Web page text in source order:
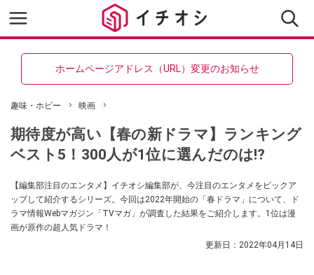
ホームページアドレス（URL）変更のお知らせ
趣味・ホビー 映画
期待度が高い【春の新ドラマ】ランキング
ベスト5！300人が1位に選んだのは⁉
【編集部注目のエンタメ】イチオシ編集部が、今注目のエンタメをピックア
ップして紹介するシリーズ。今回は2022年開始の「春ドラマ」について、ド
ラマ情報Webマガジン「TVマガ」が調査した結果をご紹介します。1位は漫
画が原作の超人気ドラマ！
更新日： 2022年04月14日